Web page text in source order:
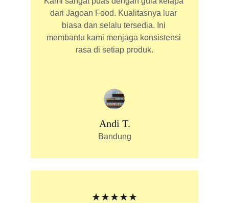
dari Jagoan Food. Kualitasnya luar
biasa dan selalu tersedia. Ini
membantu kami menjaga konsistensi
rasa di setiap produk.
Andi T.
Bandung
★★★★★